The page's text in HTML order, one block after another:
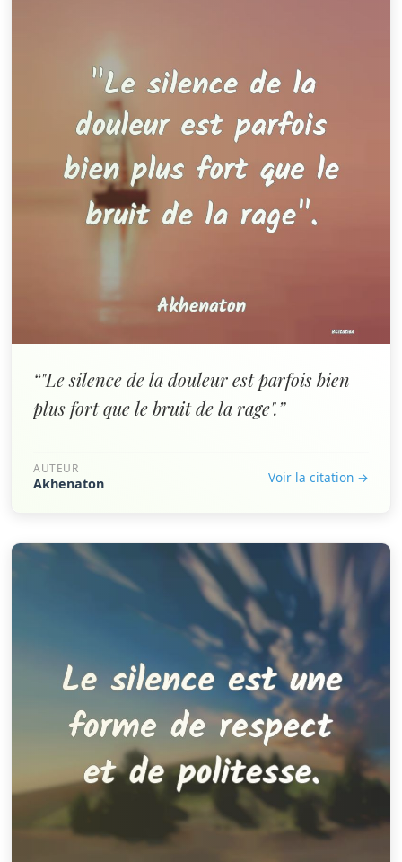
“"Le silence de la douleur est parfois bien
plus fort que le bruit de la rage".”
AUTEUR
Akhenaton Voir la citation →